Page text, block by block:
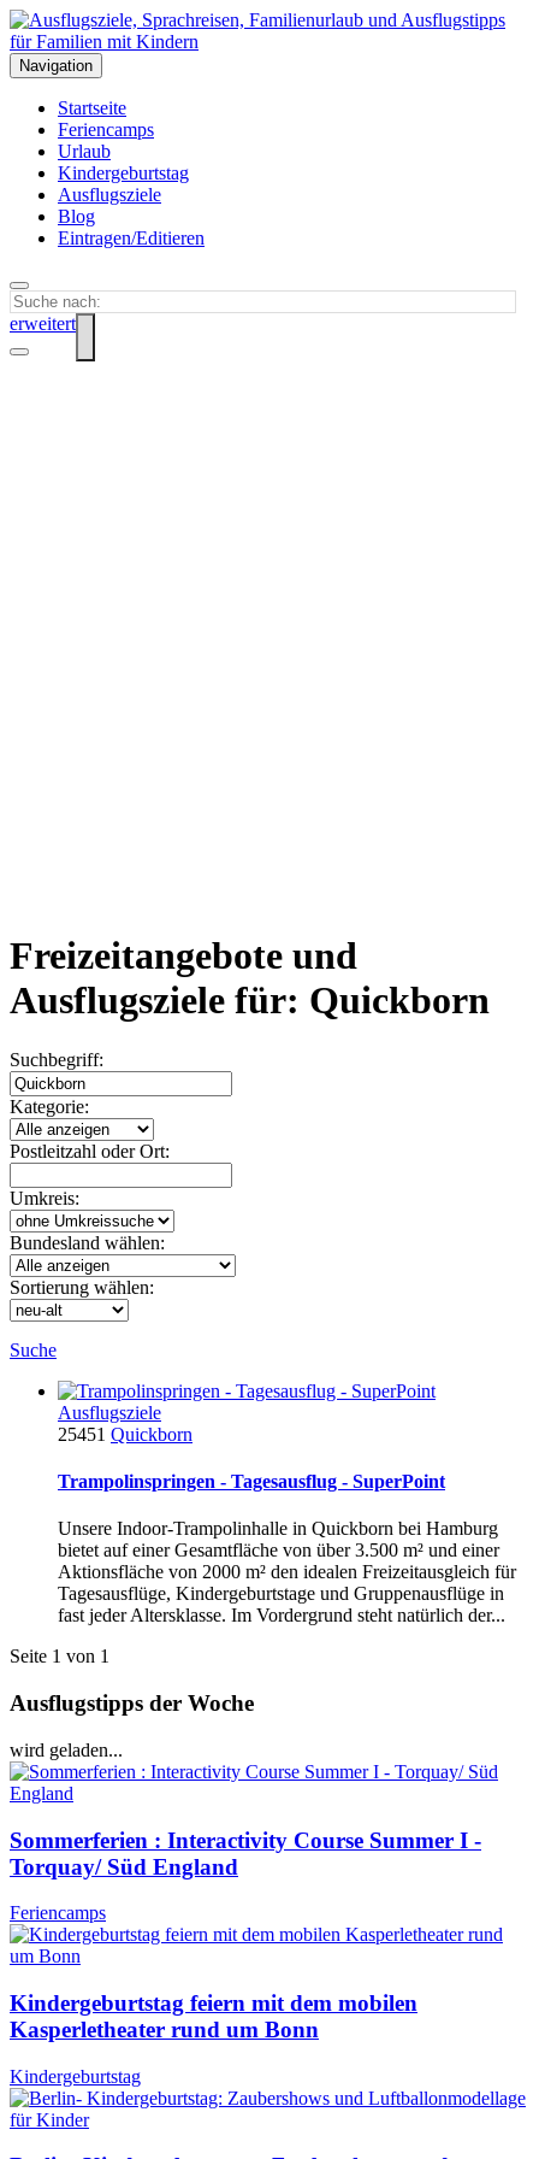
Navigation
Startseite
Feriencamps
Urlaub
Kindergeburtstag
Ausflugsziele
Blog
Eintragen/Editieren
erweitert
Freizeitangebote und
Ausflugsziele für: Quickborn
Suchbegriff:
Kategorie:
Postleitzahl oder Ort:
Umkreis:
Bundesland wählen:
Sortierung wählen:
Suche
Ausflugsziele
25451 Quickborn
Trampolinspringen - Tagesausflug - SuperPoint
Unsere Indoor-Trampolinhalle in Quickborn bei Hamburg
bietet auf einer Gesamtfläche von über 3.500 m² und einer
Aktionsfläche von 2000 m² den idealen Freizeitausgleich für
Tagesausflüge, Kindergeburtstage und Gruppenausflüge in
fast jeder Altersklasse. Im Vordergrund steht natürlich der...
Seite 1 von 1
Ausflugstipps der Woche
wird geladen...
Sommerferien : Interactivity Course Summer I -
Torquay/ Süd England
Feriencamps
Kindergeburtstag feiern mit dem mobilen
Kasperletheater rund um Bonn
Kindergeburtstag